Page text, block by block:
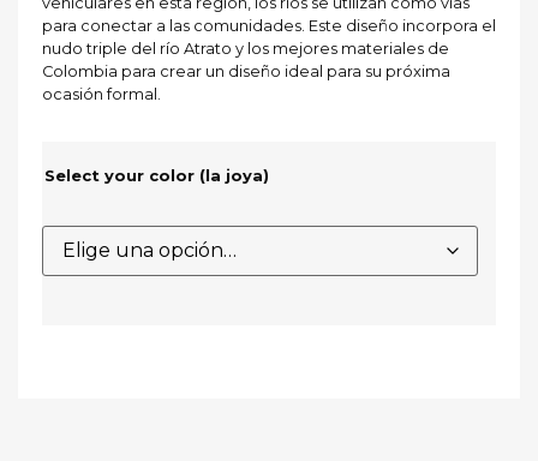
para conectar a las comunidades. Este diseño incorpora el
nudo triple del río Atrato y los mejores materiales de
Colombia para crear un diseño ideal para su próxima
ocasión formal.
Select your color (la joya)